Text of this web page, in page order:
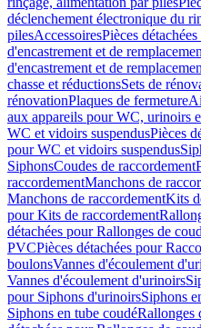
déclenchement électronique du
pilesAccessoiresPièces
d'encastrement et de
d'encastrement et de
chasse et réductionsSets de
rénovationPlaques de fermeture
aux appareils pour WC, urinoirs
WC et vidoirs suspendusPièces
pour WC et vidoirs suspendus
SiphonsCoudes de raccordement
raccordementManchons de
Manchons de raccordementKits
pour Kits de raccordement
détachées pour Rallonges de
PVCPièces détachées pour
boulonsVannes d'écoulement
Vannes d'écoulement d'urinoirs
pour Siphons d'urinoirsSiphons
Siphons en tube coudéRallonges